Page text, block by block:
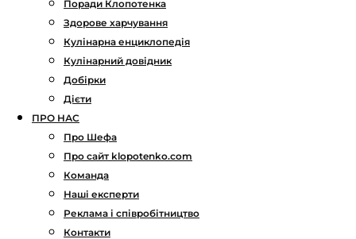
Поради Клопотенка
Здорове харчування
Кулінарна енциклопедія
Кулінарний довідник
Добірки
Дієти
ПРО НАС
Про Шефа
Про сайт klopotenko.com
Команда
Наші експерти
Реклама і співробітництво
Контакти